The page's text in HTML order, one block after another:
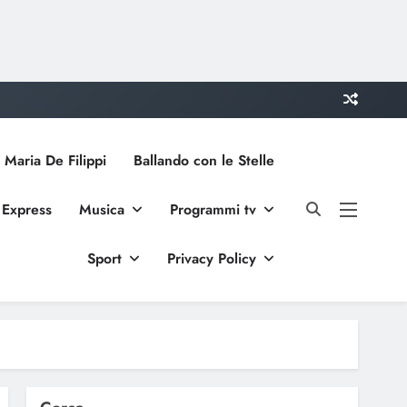
De Filippi Ballando con le Stelle
Musica Programmi tv
Sport Privacy Policy